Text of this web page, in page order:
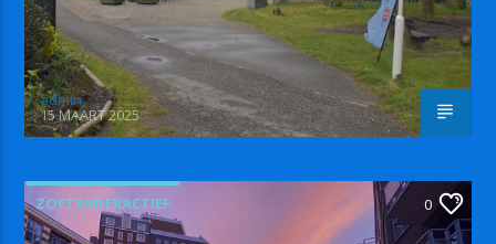
admin
15 MAART 2025
ZOETRMEERACTIEF 0